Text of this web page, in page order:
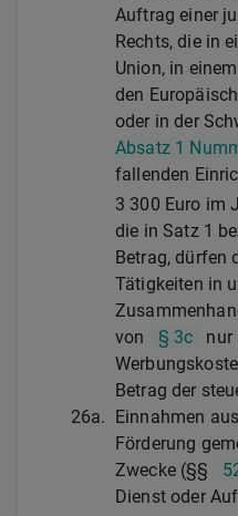
Auftrag einer
Rechts, die in
Union, in
den
oder in der
Absatz 1
fallenden
3 300 Euro im
die in Satz 1
Betrag, dürfen
Tätigkeiten in
von
§ 3c
nur
Betrag der
26a. Einnahmen
Förderung
Zwecke (§§
Dienst oder